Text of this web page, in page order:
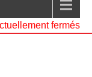
fermés